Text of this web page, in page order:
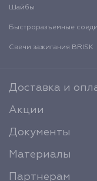
Шайбы
Быстроразъемные
Свечи зажигания BRISK
Доставка и
Акции
Документы
Материалы
Партнерам